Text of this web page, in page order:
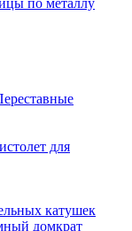
по металлу
для
катушек
домкрат